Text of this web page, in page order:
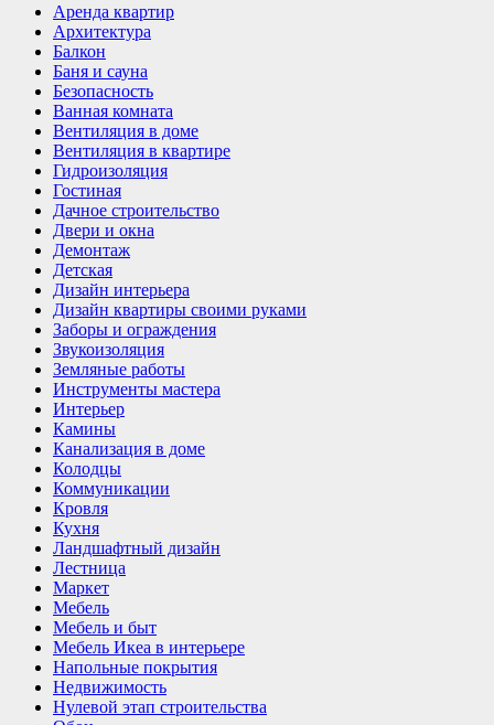
Аренда квартир
Архитектура
Балкон
Баня и сауна
Безопасность
Ванная комната
Вентиляция в доме
Вентиляция в квартире
Гидроизоляция
Гостиная
Дачное строительство
Двери и окна
Демонтаж
Детская
Дизайн интерьера
Дизайн квартиры своими руками
Заборы и ограждения
Звукоизоляция
Земляные работы
Инструменты мастера
Интерьер
Камины
Канализация в доме
Колодцы
Коммуникации
Кровля
Кухня
Ландшафтный дизайн
Лестница
Маркет
Мебель
Мебель и быт
Мебель Икеа в интерьере
Напольные покрытия
Недвижимость
Нулевой этап строительства